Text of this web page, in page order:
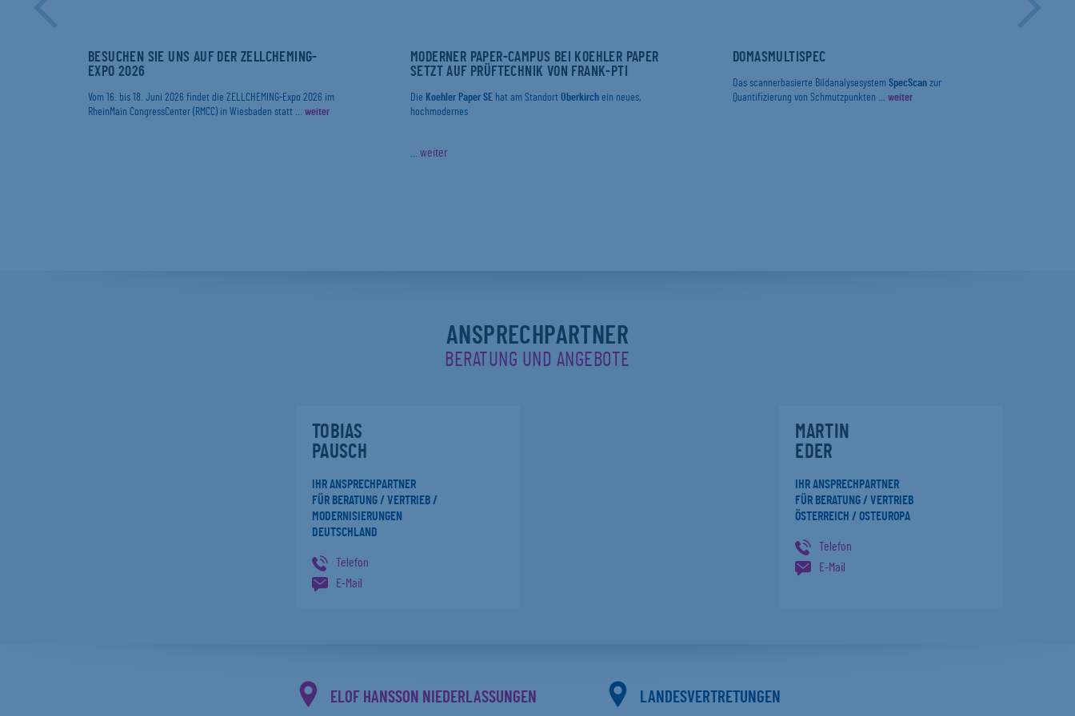
BESUCHEN SIE UNS AUF DER ZELLCHEMING-
EXPO 2026
Vom 16. bis 18. Juni 2026 findet die ZELLCHEMING-Expo 2026 im
RheinMain CongressCenter (RMCC) in Wiesbaden statt ... weiter
MODERNER PAPER-CAMPUS BEI KOEHLER PAPER
SETZT AUF PRÜFTECHNIK VON FRANK-PTI
Die Koehler Paper SE hat am Standort Oberkirch ein neues,
hochmodernes
... weiter
DOMASMULTISPEC
Das scannerbasierte Bildanalysesystem SpecScan zur
Quantifizierung von Schmutzpunkten ... weiter
ANSPRECHPARTNER
BERATUNG UND ANGEBOTE
TOBIAS
PAUSCH
IHR ANSPRECHPARTNER
FÜR BERATUNG / VERTRIEB /
MODERNISIERUNGEN
DEUTSCHLAND
Telefon
E-Mail
MARTIN
EDER
IHR ANSPRECHPARTNER
FÜR BERATUNG / VERTRIEB
ÖSTERREICH / OSTEUROPA
Telefon
E-Mail
ELOF HANSSON NIEDERLASSUNGEN LANDESVERTRETUNGEN